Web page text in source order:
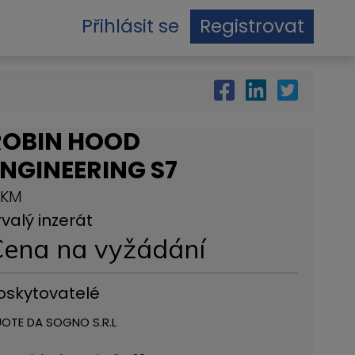
Přihlásit se Registrovat
HOOD
S7
inzerát
na vyžádání
DA SOGNO S.R.L